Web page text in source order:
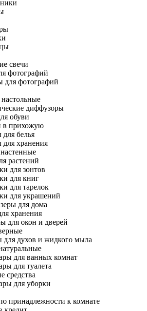
свечи
фотографий
для фотографий
диффузоры
обуви
в прихожую
белья
хранения
растений
для зонтов
для книг
для тарелок
для украшений
для дома
хранения
для окон и дверей
для духов и жидкого мыла
для ванных комнат
для туалета
средства
для уборки
принадлежности к комнате